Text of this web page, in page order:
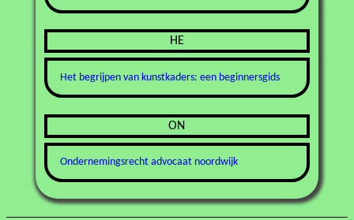
HE
Het begrijpen van kunstkaders: een beginnersgids
ON
Ondernemingsrecht advocaat noordwijk